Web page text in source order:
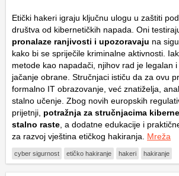
Etički hakeri igraju ključnu ulogu u zaštiti
društva od kibernetičkih napada. Oni
pronalaze ranjivosti i upozoravaju na
kako bi se spriječile kriminalne aktivnosti.
metode kao napadači, njihov rad je legalan
jačanje obrane. Stručnjaci ističu da za ovu
formalno IT obrazovanje, već znatiželja,
stalno učenje. Zbog novih europskih
prijetnji, potražnja za stručnjacima
stalno raste , a dodatne edukacije i
za razvoj vještina etičkog hakiranja. Mreža
cyber sigurnost etičko hakiranje hakeri hakiranje